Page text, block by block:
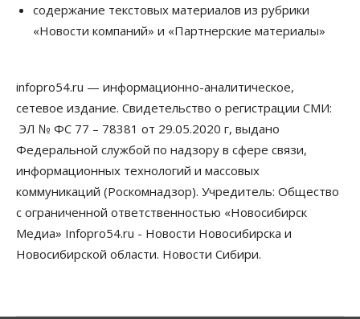
Власть
Думская гонка в Новосибирской области
Бизнес Общество
Правительство России продлило разрешение на
выпуск бензина «Евро-3»
06 Августа 2026, 14:00
Общество
«За тех, у кого от 270 баллов,
настоящая борьба»: вузы настойчиво
обзванивают новосибирских высокобалльников
перед зачислением
06 Августа 2026, 13:00
06 Августа 2026, 12:15
содержание текстовых материалов из рубрики
«Новости компаний» и «Партнерские материалы»
infopro54.ru — информационно-аналитическое,
сетевое издание. Свидетельство о регистрации СМИ:
ЭЛ № ФС 77 – 78381 от 29.05.2020 г, выдано
Федеральной службой по надзору в сфере связи,
информационных технологий и массовых
коммуникаций (Роскомнадзор). Учредитель: Общество
с ограниченной ответственностью «Новосибирск
Медиа» Infopro54.ru - Новости Новосибирска и
Новосибирской области. Новости Сибири.